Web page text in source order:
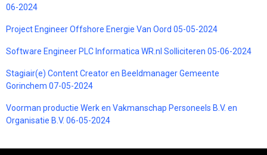
06-2024
Project Engineer Offshore Energie Van Oord 05-05-2024
Software Engineer PLC Informatica WR.nl Solliciteren 05-06-2024
Stagiair(e) Content Creator en Beeldmanager Gemeente
Gorinchem 07-05-2024
Voorman productie Werk en Vakmanschap Personeels B.V. en
Organisatie B.V. 06-05-2024